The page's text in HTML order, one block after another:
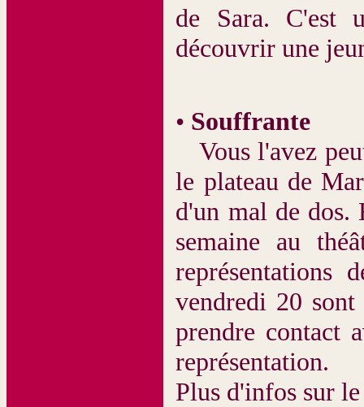
de Sara. C'est
découvrir une
• Souffrante
Vous l'avez
le plateau de
d'un mal de dos.
semaine au
vendredi 20 sont
prendre contact
représentation.
Plus d'infos sur